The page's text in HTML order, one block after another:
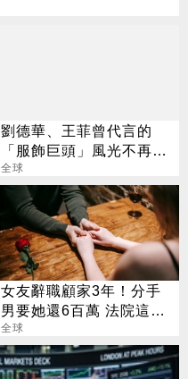
劉德華、王菲曾代言的
「服飾巨頭」風光不再
6年關店3千家
全球
女友辭職顧家3年！分手
男要她還6百萬 法院這樣
判
全球